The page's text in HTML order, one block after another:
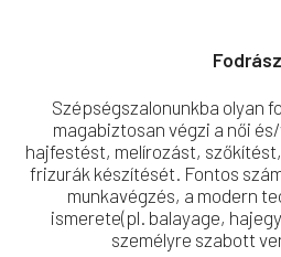
Fodrász
Szépségszalonunkba olyan
magabiztosan végzi a női
hajfestést, melírozást,
frizurák készítését. Fontos
munkavégzés, a modern
ismerete(pl. balayage,
személyre szabott